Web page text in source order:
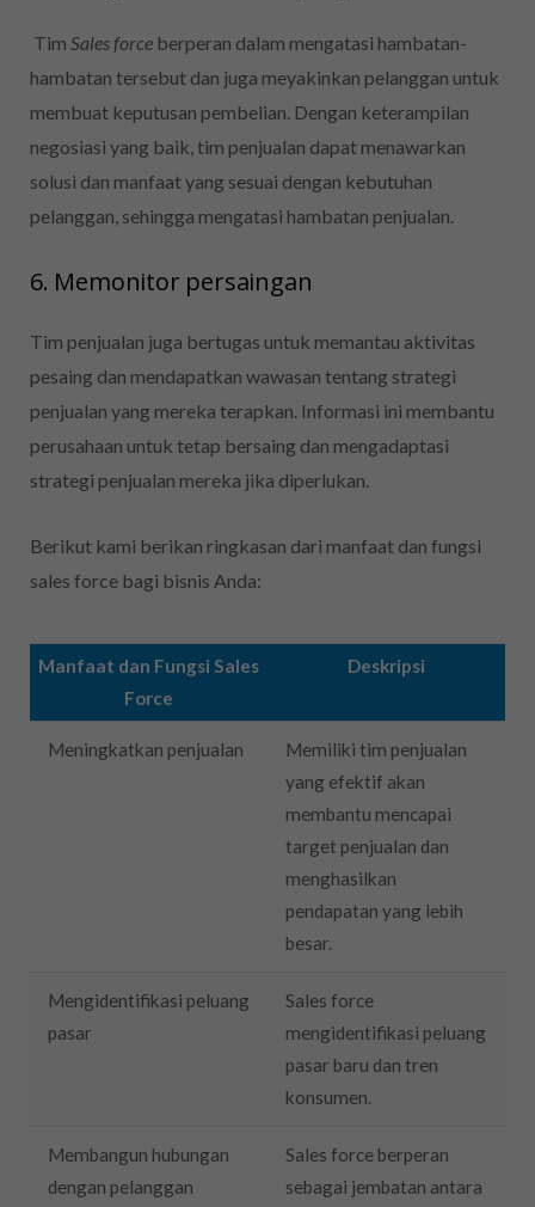
Tim Sales force berperan dalam mengatasi hambatan-
hambatan tersebut dan juga meyakinkan pelanggan untuk
membuat keputusan pembelian. Dengan keterampilan
negosiasi yang baik, tim penjualan dapat menawarkan
solusi dan manfaat yang sesuai dengan kebutuhan
pelanggan, sehingga mengatasi hambatan penjualan.
6. Memonitor persaingan
Tim penjualan juga bertugas untuk memantau aktivitas
pesaing dan mendapatkan wawasan tentang strategi
penjualan yang mereka terapkan. Informasi ini membantu
perusahaan untuk tetap bersaing dan mengadaptasi
strategi penjualan mereka jika diperlukan.
Berikut kami berikan ringkasan dari manfaat dan fungsi
sales force bagi bisnis Anda:
Manfaat dan Fungsi Sales
Force
Deskripsi
Meningkatkan penjualan
Memiliki tim penjualan
yang efektif akan
membantu mencapai
target penjualan dan
menghasilkan
pendapatan yang lebih
besar.
Mengidentifikasi peluang
pasar
Sales force
mengidentifikasi peluang
pasar baru dan tren
konsumen.
Membangun hubungan
dengan pelanggan
Sales force berperan
sebagai jembatan antara